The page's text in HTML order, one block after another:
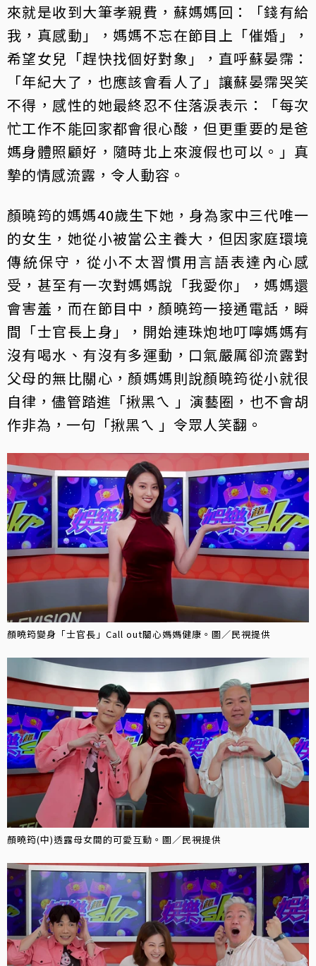
來就是收到大筆孝親費，蘇媽媽回：「錢有給
我，真感動」，媽媽不忘在節目上「催婚」，
希望女兒「趕快找個好對象」，直呼蘇晏霈：
「年紀大了，也應該會看人了」讓蘇晏霈哭笑
不得，感性的她最終忍不住落淚表示：「每次
忙工作不能回家都會很心酸，但更重要的是爸
媽身體照顧好，隨時北上來渡假也可以。」真
摯的情感流露，令人動容。
顏曉筠的媽媽40歲生下她，身為家中三代唯一
的女生，她從小被當公主養大，但因家庭環境
傳統保守，從小不太習慣用言語表達內心感
受，甚至有一次對媽媽說「我愛你」，媽媽還
會害羞，而在節目中，顏曉筠一接通電話，瞬
間「士官長上身」，開始連珠炮地叮嚀媽媽有
沒有喝水、有沒有多運動，口氣嚴厲卻流露對
父母的無比關心，顏媽媽則說顏曉筠從小就很
自律，儘管踏進「揪黑ㄟ 」演藝圈，也不會胡
作非為，一句「揪黑ㄟ 」令眾人笑翻。
顏曉筠變身「士官長」Call out關心媽媽健康。圖／民視提供
顏曉筠(中)透露母女間的可愛互動。圖／民視提供